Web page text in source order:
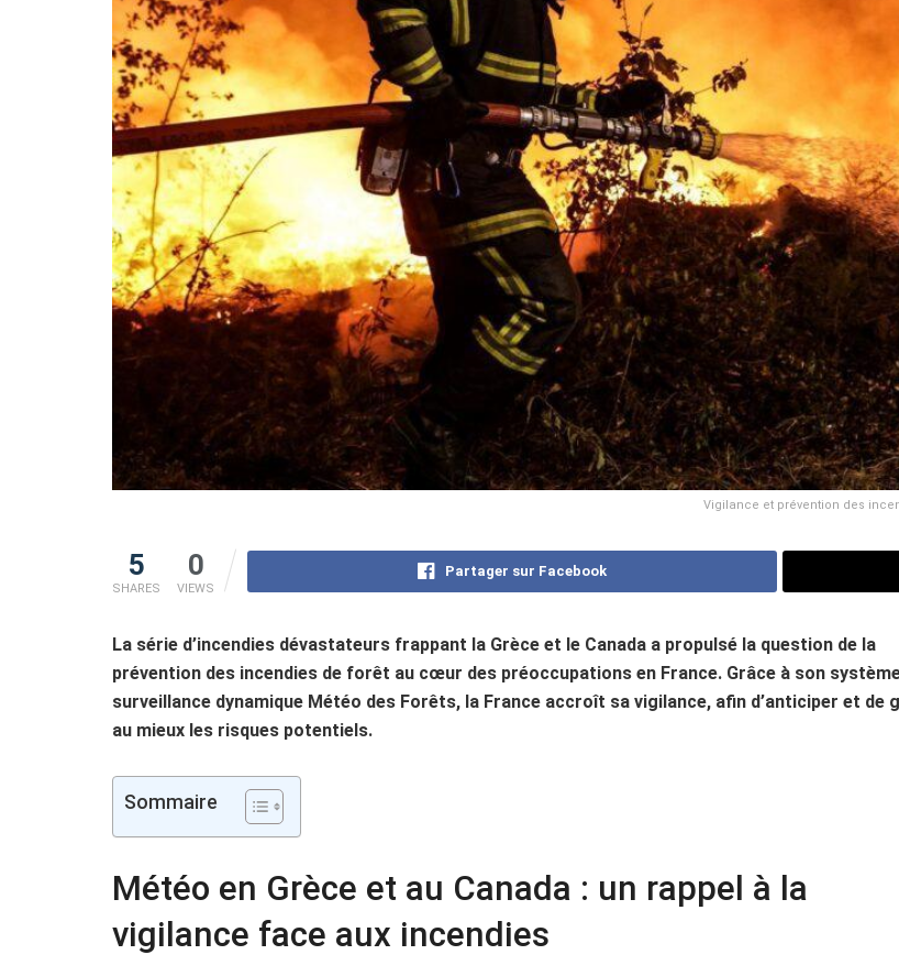
Vigilance et prévention des
5
SHARES
0
VIEWS
Partager sur Facebook
La série d’incendies dévastateurs frappant la Grèce et le Canada a propulsé la question de la
prévention des incendies de forêt au cœur des préoccupations en France. Grâce à son
surveillance dynamique Météo des Forêts, la France accroît sa vigilance, afin d’anticiper et de
au mieux les risques potentiels.
Sommaire
Météo en Grèce et au Canada : un rappel à la
vigilance face aux incendies